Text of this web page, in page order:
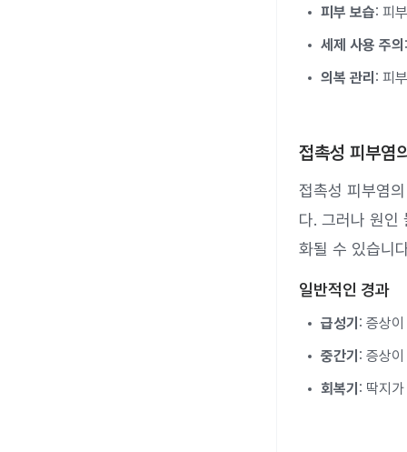
피부 보습: 피
세제 사용 주의
의복 관리 : 피
접촉성 피부염
접촉성 피부염
다. 그러나 원인
화될 수 있습니
일반적인 경과
급성기 : 증상
중간기 : 증상
회복기 : 딱지